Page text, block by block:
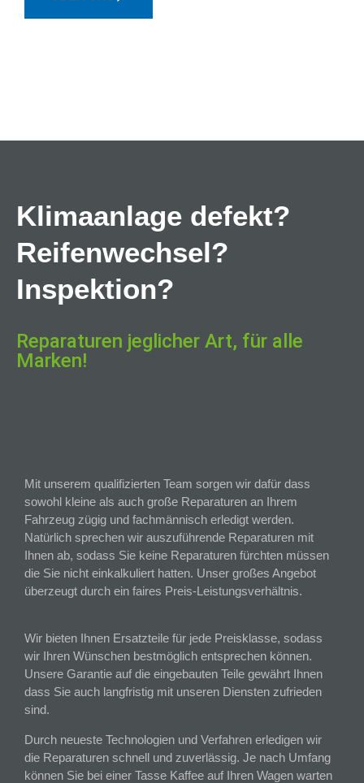
Klimaanlage defekt?
Reifenwechsel?
Inspektion?
Reparaturen jeglicher Art, für alle
Marken!
Mit unserem qualifizierten Team sorgen wir dafür dass
sowohl kleine als auch große Reparaturen an Ihrem
Fahrzeug zügig und fachmännisch erledigt werden.
Natürlich sprechen wir auszuführende Reparaturen mit
Ihnen ab, sodass Sie keine Reparaturen fürchten müssen
die Sie nicht einkalkuliert hatten. Unser großes Angebot
überzeugt durch ein faires Preis-Leistungsverhältnis.
Wir bieten Ihnen Ersatzteile für jede Preisklasse, sodass
wir Ihren Wünschen bestmöglich entsprechen können.
Unsere Garantie auf die eingebauten Teile gewährt Ihnen
dass Sie auch langfristig mit unseren Diensten zufrieden
sind.
Durch neueste Technologien und Verfahren erledigen wir
die Reparaturen schnell und zuverlässig. Je nach Umfang
können Sie bei einer Tasse Kaffee auf Ihren Wagen warten